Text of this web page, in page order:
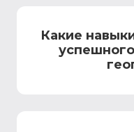
Какие